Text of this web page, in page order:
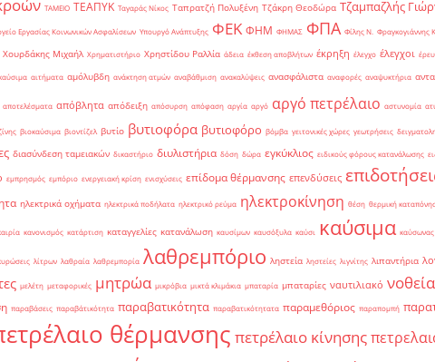
ΤΑΜΕΙΟ ΤΕΑΠΥΚ Ταγαράς Νίκος Ταπρατζή Πολυξένη Τζάκρη Θεοδώρα Τζαμπαζλής
Εργασίας Κοινωνικών Ασφαλίσεων Υπουργό Ανάπτυξης ΦΕΚ ΦΗΜ ΦΗΜΑΣ ΦΠΑ Φίλης Ν. Φραγκογιάννης
Χουρδάκης Μιχαήλ Χρηματιστήριο Χρηστίδου Ραλλία άδεια έκθεση αποβλήτων έκρηξη έλεγχο έλεγχοι
αιτήματα αμόλυβδη ανάκτηση ατμών αναβάθμιση ανακαλύψεις ανασφάλιστα αναφορές αναψυκτήρια
αποτελέσματα απόβλητα απόδειξη απόσυρση απόφαση αργία αργό αργό πετρέλαιο αστυνομία
βιοκαύσιμα βιοντίζελ βυτίο βυτιοφόρα βυτιοφόρο βόμβα γειτονικές χώρες γεωτρήσεις
διασύνδεση ταμειακών δικαστήριο διυλιστήρια δόση δώρα εγκύκλιος ειδικούς φόρους κατανάλωσης
εμπρησμός εμπόριο ενεργειακή κρίση ενισχύσεις επίδομα θέρμανσης επενδύσεις
ηλεκτρικά οχήματα ηλεκτρικά ποδήλατα ηλεκτρικό ρεύμα ηλεκτροκίνηση θέση θερμική
κανονισμός κατάρτιση καταγγελίες κατανάλωση καυσίμων καυσόξυλα καύσι καύσιμα καύσωνας
λίτρων λαθραία λαθρεμπορία λαθρεμπόριο ληστεία ληστείες λιγνίτης λιπαντήρια
μελέτη μεταφορικές μητρώα μικρόβια μικτά κλιμάκια μπαταρία μπαταρίες ναυτιλιακό νοθεία
παραβάσεις παραβάτικότητα παραβατικότητα παραβατικότητατα παραμεθόριος παραπομπή
θέρμανσης πετρέλαιο κίνησης